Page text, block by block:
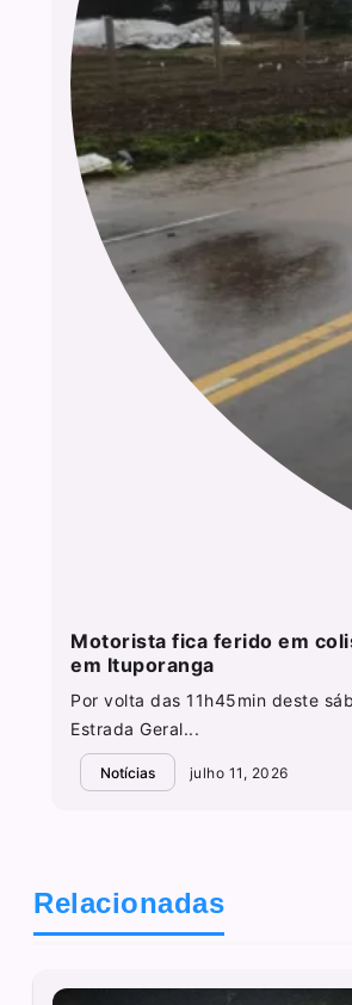
Motorista fica ferido em
em Ituporanga
Por volta das 11h45min deste
Estrada Geral...
Notícias julho 11, 2026
Relacionadas